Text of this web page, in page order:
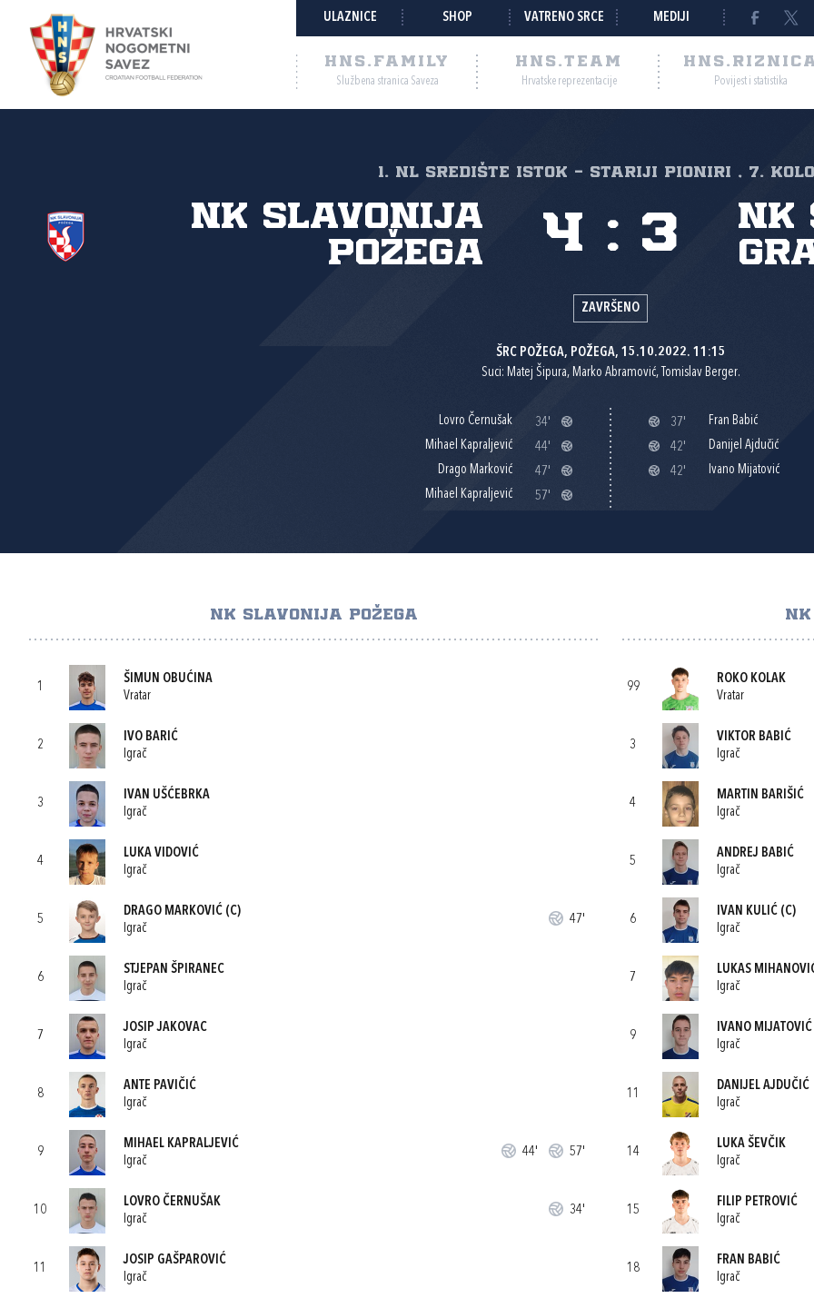
ULAZNICE SHOP VATRENO SRCE MEDIJI
HNS.FAMILY
Službena stranica Saveza
HNS.TEAM
Hrvatske reprezentacije Povijest i statistika
1. NL Središte Istok - Stariji pioniri , 7. kolo
NK Slavonija
Požega
NK
4 : 3
ZAVRŠENO
ŠRC POŽEGA, POŽEGA, 15.10.2022. 11:15
Suci: Matej Šipura, Marko Abramović, Tomislav Berger.
Lovro Černušak
34'
Mihael Kapraljević
44'
Drago Marković
47'
Mihael Kapraljević
57'
37'
Fran Babić
42'
Danijel Ajdučić
42'
Ivano Mijatović
NK SLAVONIJA POŽEGA
1
ŠIMUN OBUĆINA
Vratar
2
IVO BARIĆ
Igrač
3
IVAN UŠĆEBRKA
Igrač
4
LUKA VIDOVIĆ
Igrač
5
DRAGO MARKOVIĆ (C)
Igrač
47'
6
STJEPAN ŠPIRANEC
Igrač
7
JOSIP JAKOVAC
Igrač
8
ANTE PAVIČIĆ
Igrač
9
MIHAEL KAPRALJEVIĆ
Igrač
44' 57'
10
LOVRO ČERNUŠAK
Igrač
34'
11
JOSIP GAŠPAROVIĆ
Igrač
NK
99
ROKO KOLAK
Vratar
3
VIKTOR BABIĆ
Igrač
4
MARTIN BARIŠIĆ
Igrač
5
ANDREJ BABIĆ
Igrač
6
IVAN KULIĆ(C)
Igrač
7
LUKAS
Igrač
9
IVANO MIJATOVIĆ
Igrač
11
DANIJEL AJDUČIĆ
Igrač
14
LUKA ŠEVČIK
Igrač
15
FILIP PETROVIĆ
Igrač
18
FRAN BABIĆ
Igrač